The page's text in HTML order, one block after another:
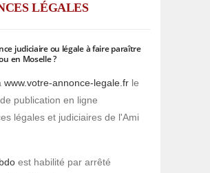
LÉGALES
judiciaire ou légale à faire paraître
en Moselle ?
www.votre-annonce-legale.fr le
publication en ligne
légales et judiciaires de l'Ami
est habilité par arrêté